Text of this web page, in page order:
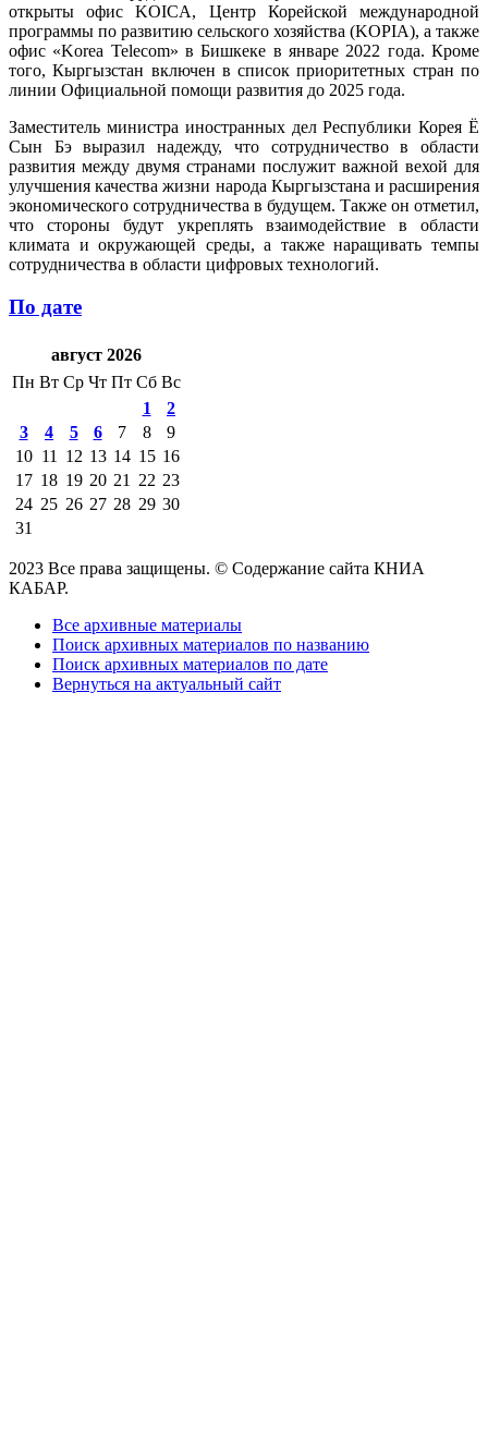
открыты офис KOICA, Центр Корейской международной
программы по развитию сельского хозяйства (KOPIA), а также
офис «Korea Telecom» в Бишкеке в январе 2022 года. Кроме
того, Кыргызстан включен в список приоритетных стран по
линии Официальной помощи развития до 2025 года.
Заместитель министра иностранных дел Республики Корея Ё
Сын Бэ выразил надежду, что сотрудничество в области
развития между двумя странами послужит важной вехой для
улучшения качества жизни народа Кыргызстана и расширения
экономического сотрудничества в будущем. Также он отметил,
что стороны будут укреплять взаимодействие в области
климата и окружающей среды, а также наращивать темпы
сотрудничества в области цифровых технологий.
По дате
август 2026
Пн Вт Ср Чт Пт Сб Вс
1
2
3
4 5 6 7 8
9
10 11 12 13 14 15 16
17 18 19 20 21 22 23
24 25 26 27 28 29 30
31
2023 Все права защищены. © Содержание сайта КНИА
КАБАР.
Все архивные материалы
Поиск архивных материалов по названию
Поиск архивных материалов по дате
Вернуться на актуальный сайт